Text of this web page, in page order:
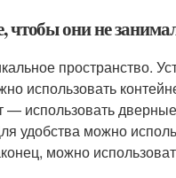
они не
пространство.
использовать
использовать
удобства можно
можно